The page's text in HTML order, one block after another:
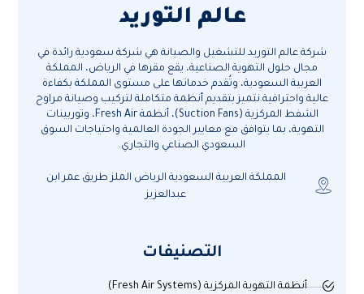
عالم التوريد
شركة عالم التوريد للتشغيل والصيانة هي شركة سعودية رائدة في
مجال حلول التهوية الصناعية، يقع مقرها في الرياض، المملكة
العربية السعودية، وتُقدم خدماتها على مستوى المملكة بكفاءة
عالية واحترافية.نتميز بتقديم أنظمة متكاملة لتركيب وصيانة مراوح
الشفط المركزية (Suction Fans)، أنظمة Fresh Air، وتوربينات
التهوية، بما يتوافق مع معايير الجودة العالمية واحتياجات السوق
السعودي الصناعي والتجاري.
المملكة العربية السعودية الرياض الملز طريق عمر ابن
عبدالعزيز
التصنيفات
أنظمة التهوية المركزية (Fresh Air Systems)